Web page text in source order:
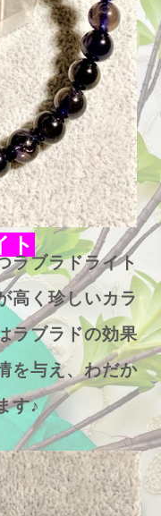
ト
ラブラドライト
高く珍しいカラ
ラブラドの効果
を与え、わだか
す♪